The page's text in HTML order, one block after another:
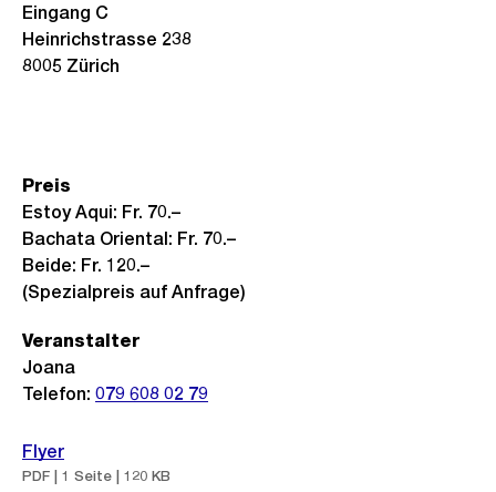
Eingang C
Heinrichstrasse 238
8005 Zürich
Preis
Estoy Aqui: Fr. 70.–
Bachata Oriental: Fr. 70.–
Beide: Fr. 120.–
(Spezialpreis auf Anfrage)
Veranstalter
Joana
Telefon: 079 608 02 79
Flyer
PDF | 1 Seite | 120 KB